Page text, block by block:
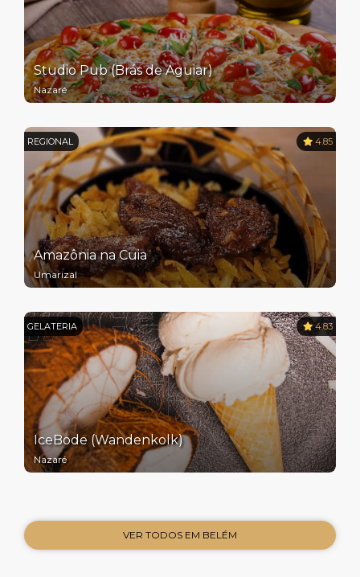
Studio Pub (Brás de Aguiar)
Nazaré
REGIONAL 4.85
Amazônia na Cuia
Umarizal
GELATERIA 4.83
IceBode (Wandenkolk)
Nazaré
VER TODOS EM BELÉM